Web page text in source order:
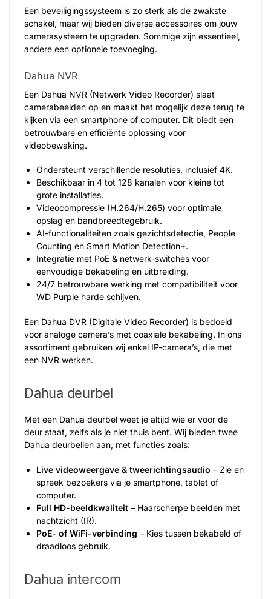
Een beveiligingssysteem is zo sterk als de zwakste
schakel, maar wij bieden diverse accessoires om jouw
camerasysteem te upgraden. Sommige zijn essentieel,
andere een optionele toevoeging.
Dahua NVR
Een Dahua NVR (Netwerk Video Recorder) slaat
camerabeelden op en maakt het mogelijk deze terug te
kijken via een smartphone of computer. Dit biedt een
betrouwbare en efficiënte oplossing voor
videobewaking.
Ondersteunt verschillende resoluties, inclusief 4K.
Beschikbaar in 4 tot 128 kanalen voor kleine tot
grote installaties.
Videocompressie (H.264/H.265) voor optimale
opslag en bandbreedtegebruik.
AI-functionaliteiten zoals gezichtsdetectie, People
Counting en Smart Motion Detection+.
Integratie met PoE & netwerk-switches voor
eenvoudige bekabeling en uitbreiding.
24/7 betrouwbare werking met compatibiliteit voor
WD Purple harde schijven.
Een Dahua DVR (Digitale Video Recorder) is bedoeld
voor analoge camera’s met coaxiale bekabeling. In ons
assortiment gebruiken wij enkel IP-camera’s, die met
een NVR werken.
Dahua deurbel
Met een Dahua deurbel weet je altijd wie er voor de
deur staat, zelfs als je niet thuis bent. Wij bieden twee
Dahua deurbellen aan, met functies zoals:
Live videoweergave & tweerichtingsaudio – Zie en
spreek bezoekers via je smartphone, tablet of
computer.
Full HD-beeldkwaliteit – Haarscherpe beelden met
nachtzicht (IR).
PoE- of WiFi-verbinding – Kies tussen bekabeld of
draadloos gebruik.
Dahua intercom